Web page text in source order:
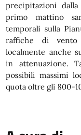
precipitazioni
primo mattino
temporali sulla
raffiche di
localmente anche
in attenuazione.
possibili massimi
quota oltre gli 800-